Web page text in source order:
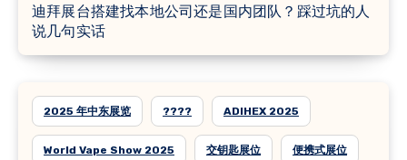
迪拜展台搭建找本地公司还是国内团队？踩过坑的人
说几句实话
2025 年中东展览 ???? ADIHEX 2025
World Vape Show 2025 交钥匙展位 便携式展位